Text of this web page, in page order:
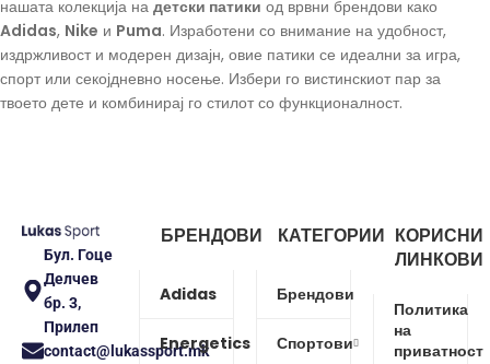
нашата колекција на детски патики од врвни брендови како
Adidas, Nike и Puma. Изработени со внимание на удобност,
издржливост и модерен дизајн, овие патики се идеални за игра,
спорт или секојдневно носење. Избери го вистинскиот пар за
твоето дете и комбинирај го стилот со функционалност.
Бул. Гоце
Делчев
бр. 3,
Прилеп
contact@lukassport.mk
БРЕНДОВИ
Adidas
Energetics
КАТЕГОРИИ
Брендови
Спортови
КОРИСНИ
ЛИНКОВИ
Политика
на
приватност